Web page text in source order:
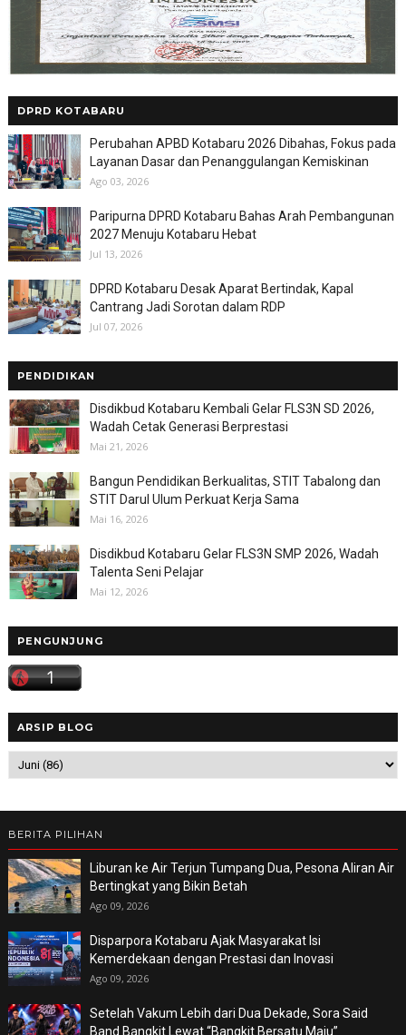
DPRD KOTABARU
Perubahan APBD Kotabaru 2026 Dibahas, Fokus pada
Layanan Dasar dan Penanggulangan Kemiskinan
Ago 03, 2026
Paripurna DPRD Kotabaru Bahas Arah Pembangunan
2027 Menuju Kotabaru Hebat
Jul 13, 2026
DPRD Kotabaru Desak Aparat Bertindak, Kapal
Cantrang Jadi Sorotan dalam RDP
Jul 07, 2026
PENDIDIKAN
Disdikbud Kotabaru Kembali Gelar FLS3N SD 2026,
Wadah Cetak Generasi Berprestasi
Mai 21, 2026
Bangun Pendidikan Berkualitas, STIT Tabalong dan
STIT Darul Ulum Perkuat Kerja Sama
Mai 16, 2026
Disdikbud Kotabaru Gelar FLS3N SMP 2026, Wadah
Talenta Seni Pelajar
Mai 12, 2026
PENGUNJUNG
ARSIP BLOG
BERITA PILIHAN
Liburan ke Air Terjun Tumpang Dua, Pesona Aliran Air
Bertingkat yang Bikin Betah
Ago 09, 2026
Disparpora Kotabaru Ajak Masyarakat Isi
Kemerdekaan dengan Prestasi dan Inovasi
Ago 09, 2026
Setelah Vakum Lebih dari Dua Dekade, Sora Said
Band Bangkit Lewat “Bangkit Bersatu Maju”